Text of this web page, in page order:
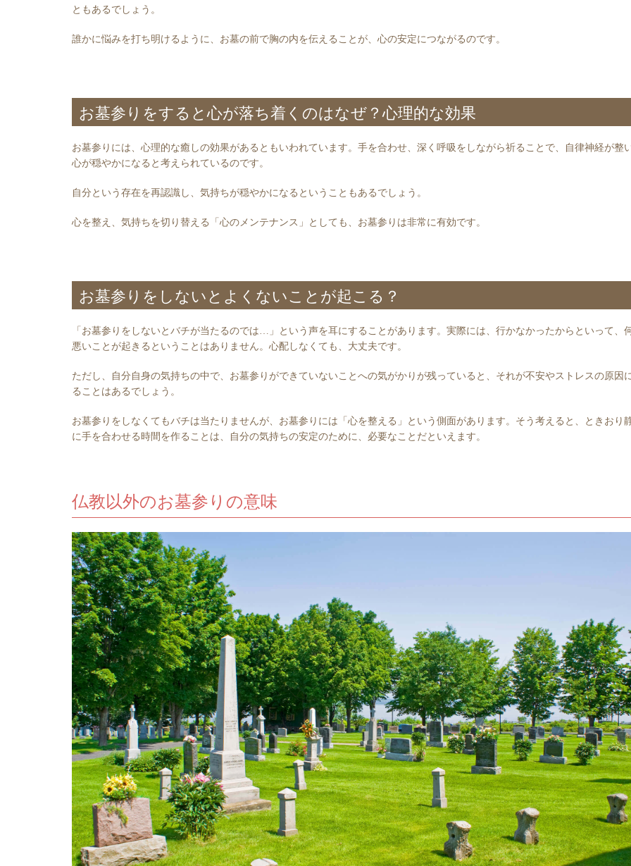
ともあるでしょう。
誰かに悩みを打ち明けるように、お墓の前で胸の内を伝えることが、心の安定につながるのです。
お墓参りをすると心が落ち着くのはなぜ？心理的な効果
お墓参りには、心理的な癒しの効果があるともいわれています。手を合わせ、深く呼吸をしながら祈ることで、自律神経が整い
心が穏やかになると考えられているのです。
自分という存在を再認識し、気持ちが穏やかになるということもあるでしょう。
心を整え、気持ちを切り替える「心のメンテナンス」としても、お墓参りは非常に有効です。
お墓参りをしないとよくないことが起こる？
「お墓参りをしないとバチが当たるのでは…」という声を耳にすることがあります。実際には、行かなかったからといって、
悪いことが起きるということはありません。心配しなくても、大丈夫です。
ただし、自分自身の気持ちの中で、お墓参りができていないことへの気がかりが残っていると、それが不安やストレスの原因
ることはあるでしょう。
お墓参りをしなくてもバチは当たりませんが、お墓参りには「心を整える」という側面があります。そう考えると、ときおり
に手を合わせる時間を作ることは、自分の気持ちの安定のために、必要なことだといえます。
仏教以外のお墓参りの意味